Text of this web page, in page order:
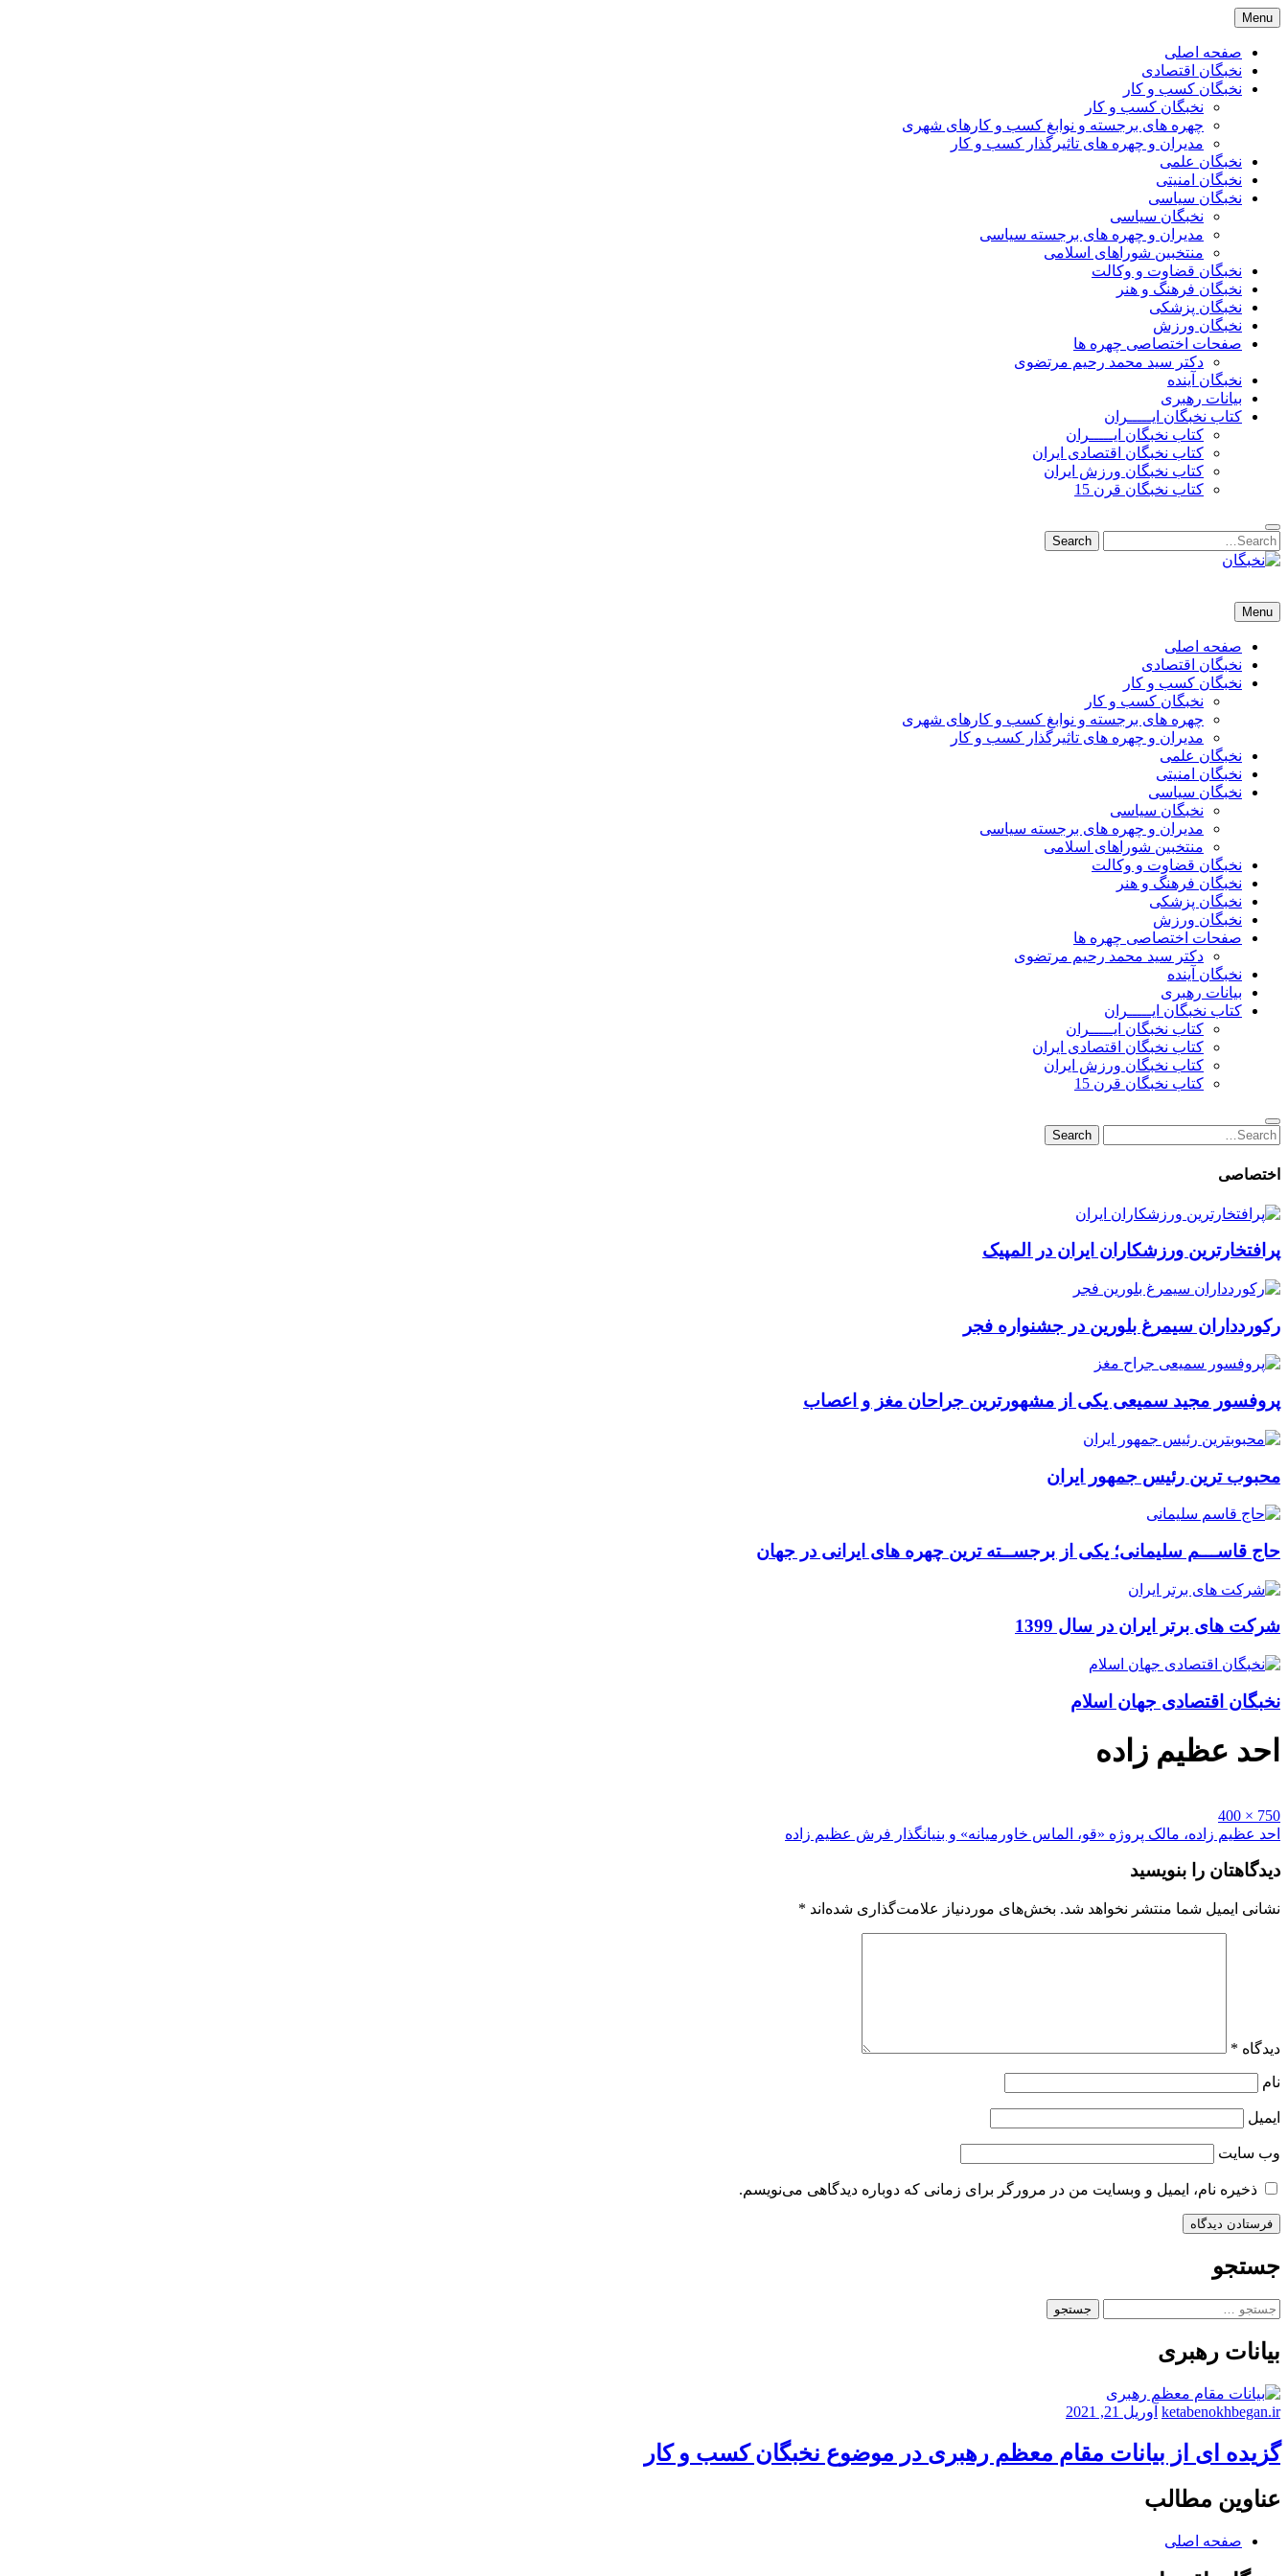
Skip
to
content
Menu
صفحه اصلی
نخبگان اقتصادی
نخبگان کسب و کار
نخبگان کسب و کار
چهره های برجسته و نوابغ کسب و کارهای شهری
مدیران و چهره های تاثیرگذار کسب و کار
نخبگان علمی
نخبگان امنیتی
نخبگان سیاسی
نخبگان سیاسی
مدیران و چهره های برجسته سیاسی
منتخبین شوراهای اسلامی
نخبگان قضاوت و وکالت
نخبگان فرهنگ و هنر
نخبگان پزشکی
نخبگان ورزش
صفحات اختصاصی چهره ها
دکتر سید محمد رحیم مرتضوی
نخبگان آینده
بیانات رهبری
کتاب نخبگان ایـــــران
کتاب نخبگان ایـــــران
کتاب نخبگان اقتصادی ایران
کتاب نخبگان ورزش ایران
کتاب نخبگان قرن 15
Search
for:
Search
نخبگان تایمز/ کتاب نخبگان + پورتال رسمی کتاب نخبگان ایران – کتاب نخبگان اقتصادی ایران – کتاب نخبگان قرن 15 – کتاب نخبگان ورزش ایران – کتاب نخبگان کسب و کار ایران – کتاب نخبگان ایران
Menu
صفحه اصلی
نخبگان اقتصادی
نخبگان کسب و کار
نخبگان کسب و کار
چهره های برجسته و نوابغ کسب و کارهای شهری
مدیران و چهره های تاثیرگذار کسب و کار
نخبگان علمی
نخبگان امنیتی
نخبگان سیاسی
نخبگان سیاسی
مدیران و چهره های برجسته سیاسی
منتخبین شوراهای اسلامی
نخبگان قضاوت و وکالت
نخبگان فرهنگ و هنر
نخبگان پزشکی
نخبگان ورزش
صفحات اختصاصی چهره ها
دکتر سید محمد رحیم مرتضوی
نخبگان آینده
بیانات رهبری
کتاب نخبگان ایـــــران
کتاب نخبگان ایـــــران
کتاب نخبگان اقتصادی ایران
کتاب نخبگان ورزش ایران
کتاب نخبگان قرن 15
Search
for:
Search
اختصاصی
پرافتخارترین ورزشکاران ایران در المپیک
رکوردداران سیمرغ بلورین در جشنواره فجر
پروفسور مجید سمیعی یکی از مشهورترین جراحان مغز و اعصاب
محبوب ترین رئیس جمهور ایران
حاج قاســـم سلیمانی؛ یکی از برجســته ترین چهره های ایرانی در جهان
شرکت های برتر ایران در سال 1399
نخبگان اقتصادی جهان اسلام
احد عظیم زاده
Full
size
750 × 400
راهبری
نوشته
احد عظیم زاده، مالک پروژه «قو، الماس خاورمیانه» و بنیانگذار فرش عظیم زاده
دیدگاهتان را بنویسید
نشانی ایمیل شما منتشر نخواهد شد. بخش‌های موردنیاز علامت‌گذاری شده‌اند *
دیدگاه *
نام
ایمیل
وب‌ سایت
ذخیره نام، ایمیل و وبسایت من در مرورگر برای زمانی که دوباره دیدگاهی می‌نویسم.
جستجو
جستجو
بیانات رهبری
ketabenokhbegan.ir آوریل 21, 2021
گزیده ای از بیانات مقام معظم رهبری در موضوع نخبگان کسب و کار
عناوین مطالب
صفحه اصلی